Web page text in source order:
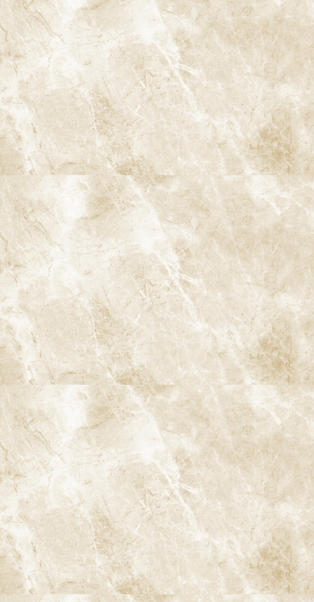
1. 歯の質（歯の強さ）
2. 細菌（むし歯菌）
3. 食べ物・糖分（とくに頻度）
4. 時間（酸にさらされる時間）
むし歯の進行段階（C0〜C4）
C0：ごく初期のむし歯（脱灰）
C1：エナメル質のむし歯
C2：象牙質に達したむし歯
C3：歯髄（神経）まで達したむし歯
C4：歯冠が崩壊したむし歯
むし歯の症状 ― 痛みがないからといって安心ではありませ
ん
さまざまなむし歯のタイプ
裂溝う蝕（奥歯の溝のむし歯）
隣接面う蝕（歯と歯の間のむし歯）
根面う蝕（歯の根元のむし歯）
二次う蝕（詰め物・被せ物の下のむし歯）
急速進行性う蝕（ラピッドカリエス）
むし歯になりやすい人・なりにくい人
むし歯を放置することで起こる影響
子どものむし歯と大人のむし歯の違い
子どものむし歯（乳歯・生えたての永久歯）
大人のむし歯
阿佐ヶ谷で「むし歯が気になる方」へ
治療メニュー
予防
歯のクリーニングと検査
歯周病治療
むし歯治療
根管治療
親知らずの抜歯